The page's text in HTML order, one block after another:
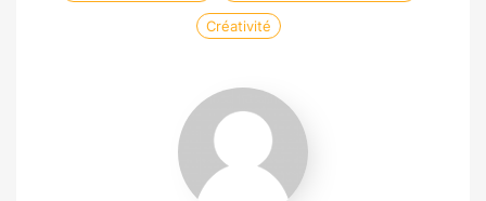
Créativité
Maya
Boureghda